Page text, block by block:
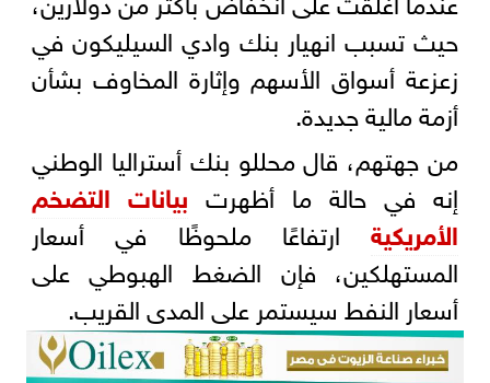
حيث تسبب انهيار بنك وادي السيليكون في
زعزعة أسواق الأسهم وإثارة المخاوف بشأن
أزمة مالية جديدة.
من جهتهم، قال محللو بنك أستراليا الوطني
إنه في حالة ما أظهرت بيانات التضخم
الأمريكيةارتفاعًا ملحوظًا في أسعار
المستهلكين، فإن الضغط الهبوطي على
أسعار النفط سيستمر على المدى القريب.